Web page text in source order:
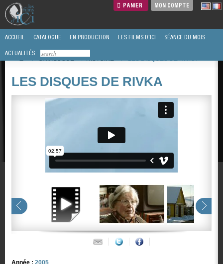
PANIER MON COMPTE
ACCUEIL CATALOGUE EN PRODUCTION LES FILMS D'ICI SÉANCE DU MOIS
ACTUALITÉS
/
CATALOGUE / HISTOIRE / LES DISQUES DE RIVKA
LES DISQUES DE RIVKA
Année : 2005